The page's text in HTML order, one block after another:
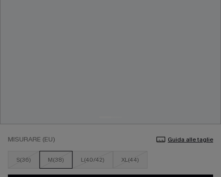
MISURARE (EU) Guida alle taglie
S(36) M(38) L(40/42) XL(44)